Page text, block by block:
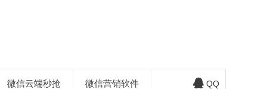
微信云端秒抢 微信营销软件 QQ